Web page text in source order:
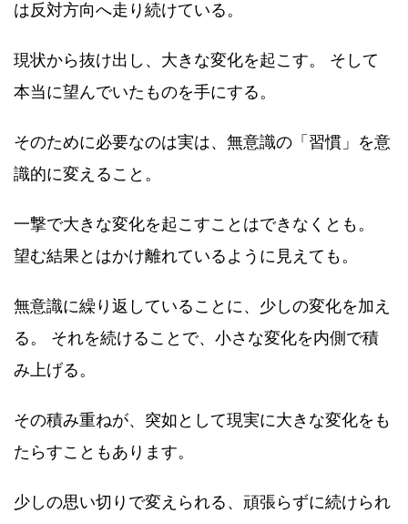
は反対方向へ走り続けている。
現状から抜け出し、大きな変化を起こす。 そして
本当に望んでいたものを手にする。
そのために必要なのは実は、無意識の「習慣」を意
識的に変えること。
一撃で大きな変化を起こすことはできなくとも。
望む結果とはかけ離れているように見えても。
無意識に繰り返していることに、少しの変化を加え
る。 それを続けることで、小さな変化を内側で積
み上げる。
その積み重ねが、突如として現実に大きな変化をも
たらすこともあります。
少しの思い切りで変えられる、頑張らずに続けられ